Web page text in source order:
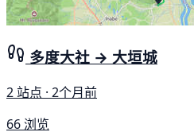
多度大社 → 大垣城
2 站点 · 2个月前
66 浏览